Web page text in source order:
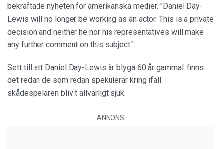
bekräftade nyheten för amerikanska medier. "Daniel Day-
Lewis will no longer be working as an actor. This is a private
decision and neither he nor his representatives will make
any further comment on this subject.".
Sett till att Daniel Day-Lewis är blyga 60 år gammal, finns
det redan de som redan spekulerar kring ifall
skådespelaren blivit allvarligt sjuk.
ANNONS